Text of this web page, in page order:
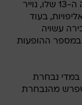
לאחר שזכה באליפות הבונדסליגה ה-13 שלו, נוייר
בעוד
עשויה
במספר ההופעות
במדי נבחרת
2026, למרות שפרש מהנבחרת